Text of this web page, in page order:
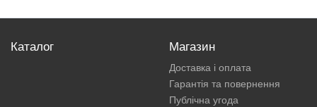
Каталог Магазин
Доставка і оплата
Гарантія та повернення
Публічна угода